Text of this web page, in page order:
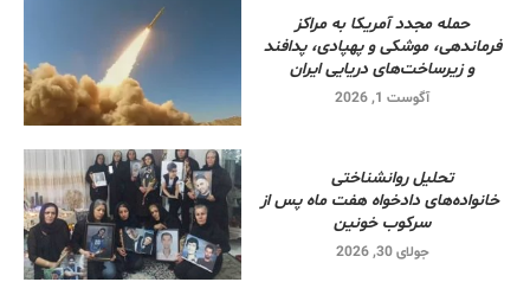
حمله مجدد آمریکا به مراکز
فرماندهی، موشکی و پهپادی، پدافند
و زیرساخت‌های دریایی ایران
آگوست 1, 2026
تحلیل روانشناختی
خانواده‌های دادخواه هفت ماه پس از
سرکوب خونین
جولای 30, 2026